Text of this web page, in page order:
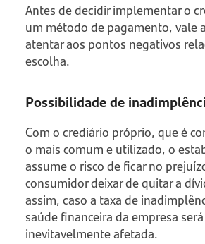
Antes de decidir implementar o
um método de pagamento, vale
atentar aos pontos negativos
escolha.
Possibilidade de
Com o crediário próprio, que é
o mais comum e utilizado, o
assume o risco de ficar no
consumidor deixar de quitar a
assim, caso a taxa de
saúde financeira da empresa será
inevitavelmente afetada.